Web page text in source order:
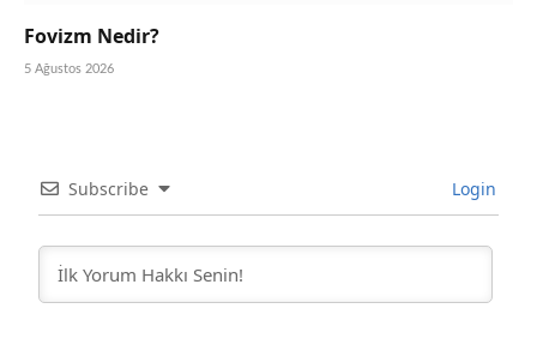
Fovizm Nedir?
5 Ağustos 2026
Subscribe Login